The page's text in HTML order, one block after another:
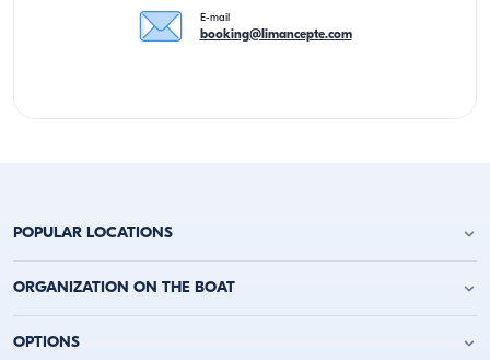
E-mail
booking@limancepte.com
POPULAR LOCATIONS
Jachtverhuur Antalya
Jachtverhuur Kaş
ORGANIZATION ON THE BOAT
Verjaardagsfeest op het jacht
OPTIONS